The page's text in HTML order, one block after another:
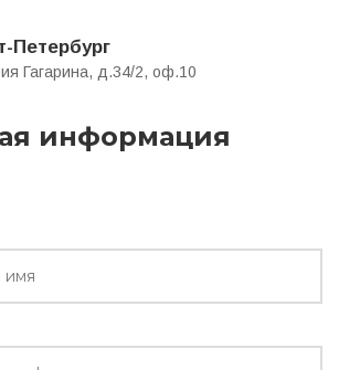
Петербург
Гагарина, д.34/2, оф.10
информация